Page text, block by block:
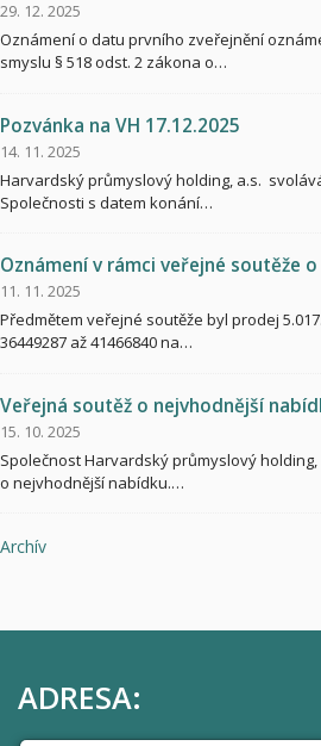
29. 12. 2025
Oznámení o datu prvního zveřejnění
smyslu § 518 odst. 2 zákona o…
Pozvánka na VH 17.12.2025
14. 11. 2025
Harvardský průmyslový holding, a.s.
Společnosti s datem konání…
Oznámení v rámci veřejné soutěže
11. 11. 2025
Předmětem veřejné soutěže byl prodej
36449287 až 41466840 na…
Veřejná soutěž o nejvhodnější
15. 10. 2025
Společnost Harvardský průmyslový
o nejvhodnější nabídku.…
Archív
ADRESA: